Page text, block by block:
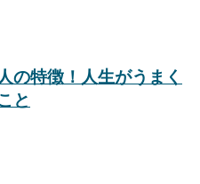
の特徴！人生がうまく
と